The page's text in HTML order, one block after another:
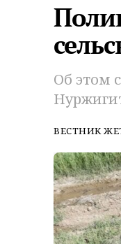
Об этом
ВЕСТНИК